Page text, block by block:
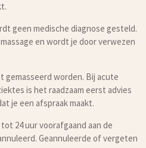
geen medische diagnose gesteld.
en wordt je door verwezen
gemasseerd worden. Bij acute
is het raadzaam eerst advies
je een afspraak maakt.
24 uur voorafgaand aan de
Geannuleerde of vergeten